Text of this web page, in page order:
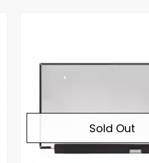
Sold Out